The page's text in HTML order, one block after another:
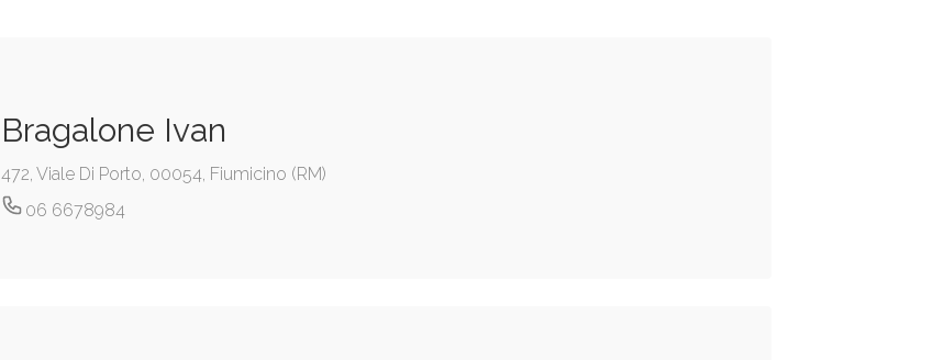
Bragalone Ivan
472, Viale Di Porto, 00054, Fiumicino (RM)
06 6678984